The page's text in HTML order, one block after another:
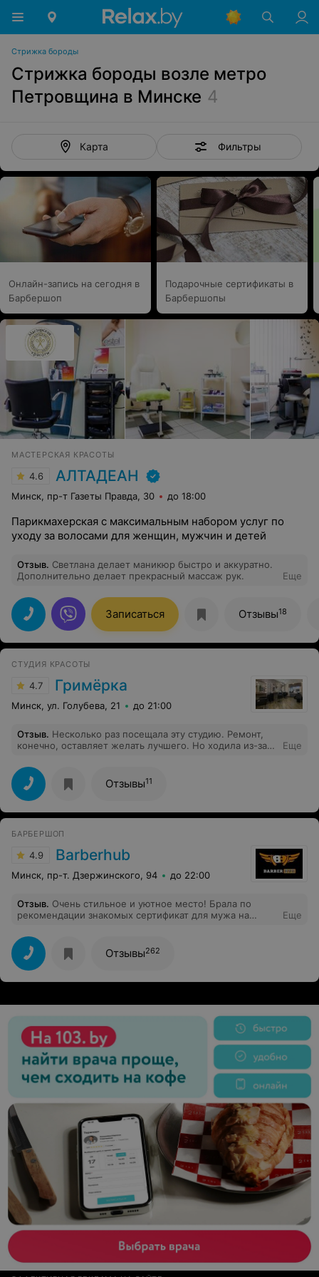
Стрижка бороды
Стрижка бороды возле метро
Петровщина в Минске 4
Карта Фильтры
Онлайн-запись на сегодня в
Барбершоп
Подарочные сертификаты в
Барбершопы
МАСТЕРСКАЯ КРАСОТЫ
4.6 АЛТАДЕАН
Минск, пр-т Газеты Правда, 30 до 18:00
Парикмахерская с максимальным набором услуг по
уходу за волосами для женщин, мужчин и детей
Отзыв. Светлана делает маникюр быстро и аккуратно.
Дополнительно делает прекрасный массаж рук.
Еще
Записаться Отзывы18
СТУДИЯ КРАСОТЫ
4.7 Гримёрка
Минск, ул. Голубева, 21 до 21:00
Отзыв. Несколько раз посещала эту студию. Ремонт,
конечно, оставляет желать лучшего. Но ходила из-за
качественно. Но сегодня впечатление испортилось
максимально. Заранее записалась на сегодня, на 12:00.
Прихожу и оказывается, что мою запись отменили. Да,
именно отменили. Потому что мне заранее никто не
позвонил и не предупредил. Максимально неприятная
котором я буду чувствовать себя максимально
некомфортно. И вынуждена буду прятать руки от
камер.
Еще
Отзывы11
БАРБЕРШОП
4.9 Barberhub
Минск, пр-т. Дзержинского, 94 до 22:00
Отзыв. Очень стильное и уютное место! Брала по
рекомендации знакомых сертификат для мужа на
довольны! Муж сразу решил сменить своего
предыдущего мастера, теперь только к Вам!
Еще
Отзывы262